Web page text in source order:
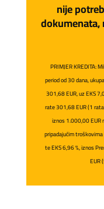
nije
PRIMJER KREDITA:
period od 30 dana,
301,68 EUR, uz EKS
rate 301,68 EUR (1
iznos 1.000,00 EUR
pripadajućim
te EKS 6,96 %, iznos
EUR